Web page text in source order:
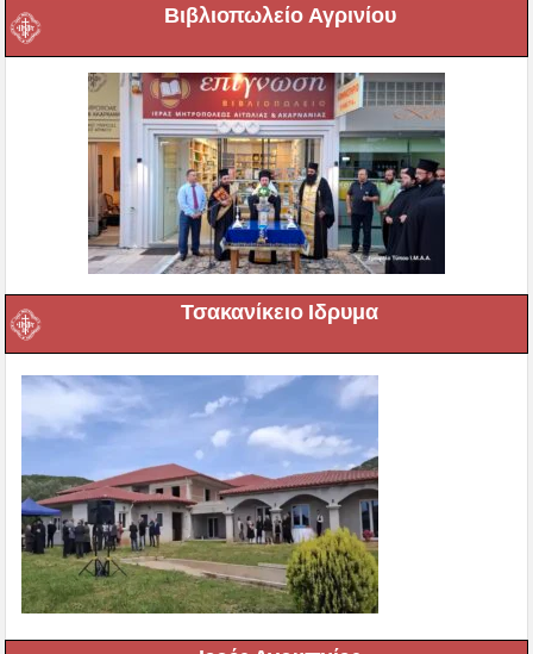
Βιβλιοπωλείο Αγρινίου
Τσακανίκειο Ιδρυμα